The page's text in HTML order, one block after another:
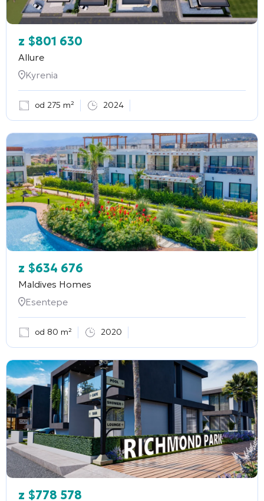
z $801 630
Allure
Kyrenia
od 275 m² 2024
z $634 676
Maldives Homes
Esentepe
od 80 m² 2020
z $778 578